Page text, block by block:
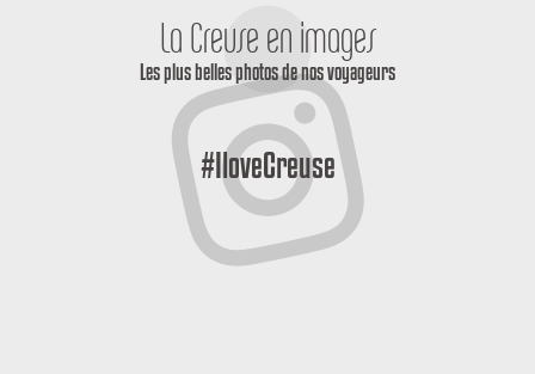
La Creuse en images
Les plus belles photos de nos voyageurs
#IloveCreuse